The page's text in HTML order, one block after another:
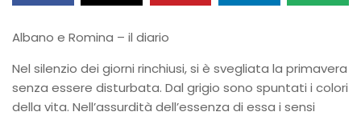
Albano e Romina – il diario
Nel silenzio dei giorni rinchiusi, si è svegliata la primavera
senza essere disturbata. Dal grigio sono spuntati i colori
della vita. Nell’assurdità dell’essenza di essa i sensi